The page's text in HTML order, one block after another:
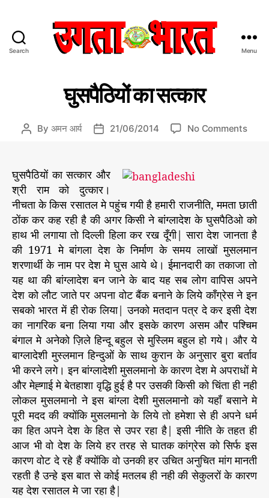
Search
ता
भा
त
स
चा
र
प
त्र
Menu
i
e
s
द
की
घुसपैठियों का सत्कार
P
t
a
t
h
o
r
By अमन आर्य
P
t
d
a
t
e
21/06/2014 No Commentso
यों
का
स
त्का
र
घुसपैठियों का सत्कार और
श्री राम को दुत्कार।
नीचता के किस रसातल मे पहुंच गयी है हमारी राजनीति, ममता छाती
ठोंक कर कह रही है की अगर किसी ने बांग्लादेश के घुसपैठिओ को
हाथ भी लगाया तो दिल्ली हिला कर रख दूँगी|सारा देश जानता है
की 1971 मे बांगला देश के निर्माण के समय लाखों मुसलमान
शरणार्थी के नाम पर देश मे घुस आये थे। ईमानदारी का तकाजा तो
यह था की बांग्लादेश बन जाने के बाद यह सब लोग वापिस अपने
देश को लौट जाते पर अपना वोट बैंक बनाने के लिये कॉंग्रेस ने इन
सबको भारत में ही रोक लिया| उनको मतदान पत्र दे कर इसी देश
का नागरिक बना लिया गया और इसके कारण असम और पश्चिम
बंगाल मे अनेको ज़िले हिन्दू बहुल से मुस्लिम बहुल हो गये। और ये
बाग्लादेशी मुस्लमान हिन्दुओं के साथ कुरान के अनुसार बुरा बर्ताव
भी करने लगे। इन बांग्लादेशी मुसलमानो के कारण देश मे अपराधों मे
और मेह्गाई मे बेतहाशा वृद्धि हुई है पर उसकी किसी को चिंता ही नही
लोकल मुसलमानो ने इस बांग्ला देशी मुसलमानो को यहाँ बसाने मे
पूरी मदद की क्योंकि मुसलमानो के लिये तो हमेशा से ही अपने धर्म
का हित अपने देश के हित से उपर रहा है| इसी नीति के तहत ही
आज भी वो देश के लिये हर तरह से घातक कांग्रेस को सिर्फ इस
कारण वोट दे रहे हैं क्योंकि वो उनकी हर उचित अनुचित मांग मानती
रहती है उन्हे इस बात से कोई मतलब ही नही की सेकुलरों के कारण
यह देश रसातल मे जा रहा है|